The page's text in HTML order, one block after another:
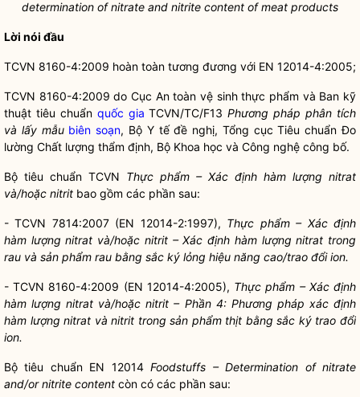
determination of nitrate and nitrite content of meat products
Lời nói đầu
TCVN 8160-4:2009 hoàn toàn tương đương với EN 12014-4:2005;
TCVN 8160-4:2009 do Cục An toàn vệ sinh thực phẩm và Ban kỹ
thuật tiêu chuẩn quốc gia TCVN/TC/F13Phương pháp phân tích
và lấy mẫu biên soạn, Bộ Y tế đề nghị, Tổng cục Tiêu chuẩn Đo
lường Chất lượng thẩm định, Bộ Khoa học và Công nghệ công bố.
Bộ tiêu chuẩn TCVN Thực phẩm – Xác định hàm lượng nitrat
và/hoặc nitrit bao gồm các phần sau:
- TCVN 7814:2007 (EN 12014-2:1997), Thực phẩm – Xác định
hàm lượng nitrat và/hoặc nitrit – Xác định hàm lượng nitrat trong
rau và sản phẩm rau bằng sắc ký lỏng hiệu năng cao/trao đổi ion.
- TCVN 8160-4:2009 (EN 12014-4:2005), Thực phẩm – Xác định
hàm lượng nitrat và/hoặc nitrit – Phần 4: Phương pháp xác định
hàm lượng nitrat và nitrit trong sản phẩm thịt bằng sắc ký trao đổi
ion.
Bộ tiêu chuẩn EN 12014Foodstuffs – Determination of nitrate
and/or nitrite content còn có các phần sau: